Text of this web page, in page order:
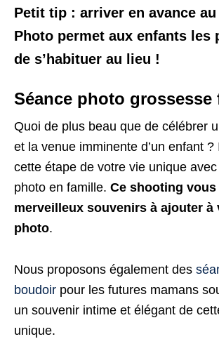
Petit tip : arriver en avance
Photo permet aux enfants les
de s’habituer au lieu !
Séance photo grossesse
Quoi de plus beau que de célébrer
et la venue imminente d’un enfant
cette étape de votre vie unique
photo en famille. Ce shooting vous
merveilleux souvenirs à ajouter à
photo.
Nous proposons également des
boudoir pour les futures mamans
un souvenir intime et élégant de
unique.